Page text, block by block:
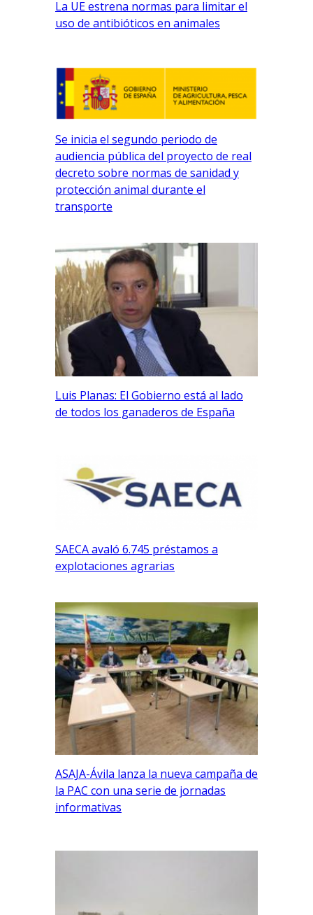
La UE estrena normas para limitar el
uso de antibióticos en animales
Se inicia el segundo periodo de
audiencia pública del proyecto de real
decreto sobre normas de sanidad y
protección animal durante el
transporte
Luis Planas: El Gobierno está al lado
de todos los ganaderos de España
SAECA avaló 6.745 préstamos a
explotaciones agrarias
ASAJA-Ávila lanza la nueva campaña de
la PAC con una serie de jornadas
informativas